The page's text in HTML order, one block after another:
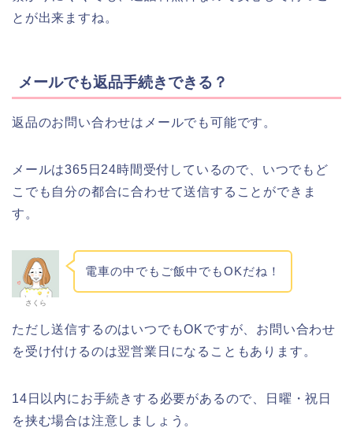
とが出来ますね。
メールでも返品手続きできる？
返品のお問い合わせはメールでも可能です。
メールは365日24時間受付しているので、いつでもど
こでも自分の都合に合わせて送信することができま
す。
さくら
電車の中でもご飯中でもOKだね！
ただし送信するのはいつでもOKですが、お問い合わせ
を受け付けるのは翌営業日になることもあります。
14日以内にお手続きする必要があるので、日曜・祝日
を挟む場合は注意しましょう。